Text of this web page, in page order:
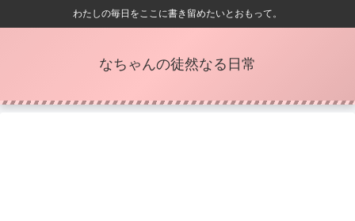
わたしの毎日をここに書き留めたいとおもって。
なちゃんの徒然なる日常